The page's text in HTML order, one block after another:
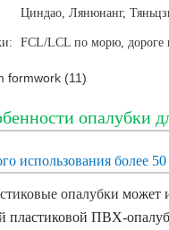
Циндао, Лянюнанг,
FCL/LCL по морю, дороге
опалубки
использования более
опалубки может
пластиковой ПВХ-